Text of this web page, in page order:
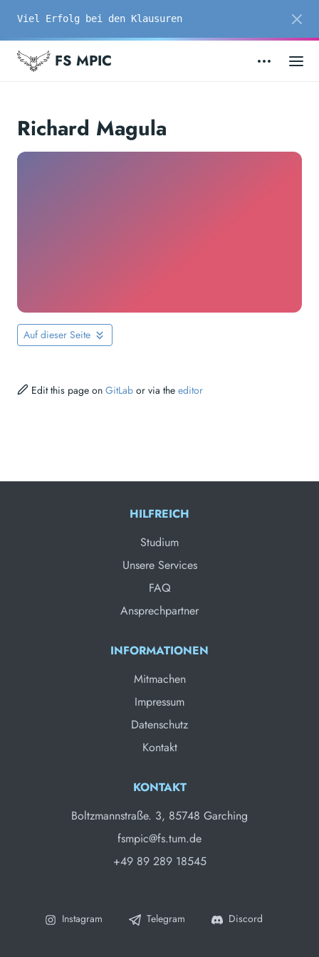
Viel Erfolg bei den Klausuren
FS MPIC
Richard Magula
Auf dieser Seite
Edit this page on GitLab or via the editor
HILFREICH
Studium
Unsere Services
FAQ
Ansprechpartner
INFORMATIONEN
Mitmachen
Impressum
Datenschutz
Kontakt
KONTAKT
Boltzmannstraße. 3, 85748 Garching
fsmpic@fs.tum.de
+49 89 289 18545
Instagram Telegram Discord